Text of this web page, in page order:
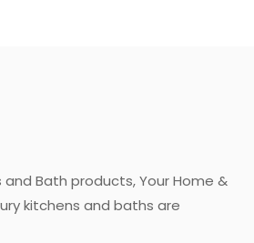
and Bath products, Your Home &
kitchens and baths are